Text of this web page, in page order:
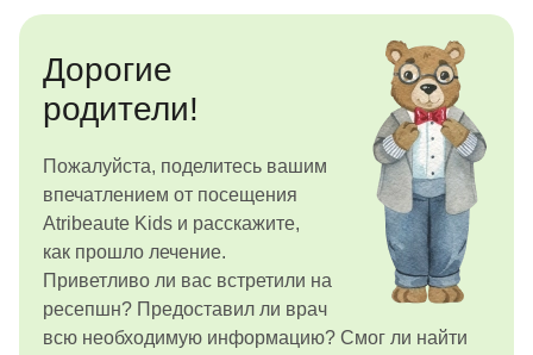
Дорогие
родители!
Пожалуйста, поделитесь вашим
впечатлением от посещения
Atribeaute Kids и расскажите,
как прошло лечение.
Приветливо ли вас встретили на
ресепшн? Предоставил ли врач
всю необходимую информацию? Смог ли найти